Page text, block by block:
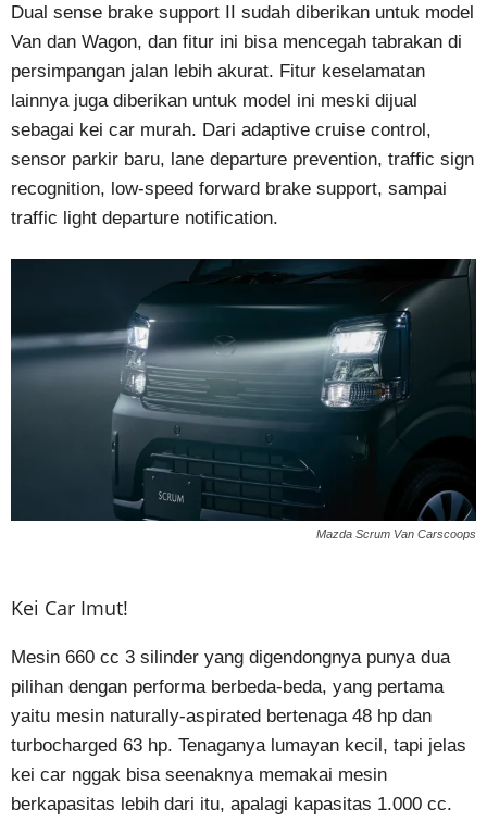
Dual sense brake support II sudah diberikan untuk model
Van dan Wagon, dan fitur ini bisa mencegah tabrakan di
persimpangan jalan lebih akurat. Fitur keselamatan
lainnya juga diberikan untuk model ini meski dijual
sebagai kei car murah. Dari adaptive cruise control,
sensor parkir baru, lane departure prevention, traffic sign
recognition, low-speed forward brake support, sampai
traffic light departure notification.
Mazda Scrum Van Carscoops
Kei Car Imut!
Mesin 660 cc 3 silinder yang digendongnya punya dua
pilihan dengan performa berbeda-beda, yang pertama
yaitu mesin naturally-aspirated bertenaga 48 hp dan
turbocharged 63 hp. Tenaganya lumayan kecil, tapi jelas
kei car nggak bisa seenaknya memakai mesin
berkapasitas lebih dari itu, apalagi kapasitas 1.000 cc.